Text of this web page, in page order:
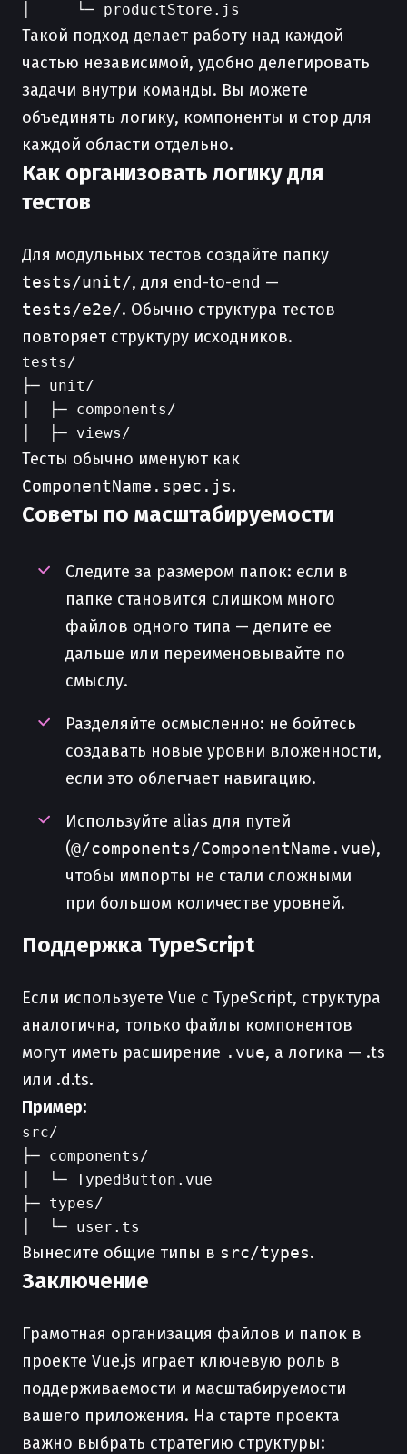
Такой подход делает работу над каждой
частью независимой, удобно делегировать
задачи внутри команды. Вы можете
объединять логику, компоненты и стор для
каждой области отдельно.
Как организовать логику для
тестов
Для модульных тестов создайте папку
tests/unit/, для end-to-end —
tests/e2e/. Обычно структура тестов
повторяет структуру исходников.
tests/
├─ unit/
│  ├─ components/
Тесты обычно именуют как
ComponentName.spec.js.
Советы по масштабируемости
Следите за размером папок: если в
папке становится слишком много
файлов одного типа — делите ее
дальше или переименовывайте по
смыслу.
Разделяйте осмысленно: не бойтесь
создавать новые уровни вложенности,
если это облегчает навигацию.
Используйте alias для путей
(@/components/ComponentName.vue),
чтобы импорты не стали сложными
при большом количестве уровней.
Поддержка TypeScript
Если используете Vue с TypeScript, структура
аналогична, только файлы компонентов
могут иметь расширение .vue, а логика — .ts
или .d.ts.
Пример:
src/
├─ components/
│  └─ TypedButton.vue
├─ types/
Вынесите общие типы в src/types.
Заключение
Грамотная организация файлов и папок в
проекте Vue.js играет ключевую роль в
поддерживаемости и масштабируемости
вашего приложения. На старте проекта
важно выбрать стратегию структуры: